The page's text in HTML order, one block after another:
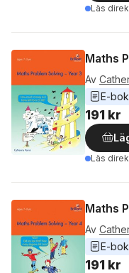
Läs
Maths
Av
E-bok
191 kr
Läs
Maths
Av
E-bok
191 kr